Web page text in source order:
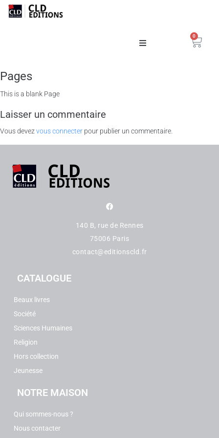
La Maison
0
Pages
This is a blank Page
Laisser un commentaire
Vous devez vous connecter pour publier un commentaire.
140 B, rue de Rennes
75006 Paris
contact@editionscld.fr
CATALOGUE
Beaux livres
Société
Sciences Humaines
Religion
Hors collection
Jeunesse
NOTRE MAISON
Qui sommes-nous ?
Nous contacter